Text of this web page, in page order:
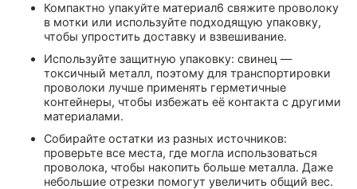
Компактно упакуйте материал6 свяжите проволоку
в мотки или используйте подходящую упаковку,
чтобы упростить доставку и взвешивание.
Используйте защитную упаковку: свинец —
токсичный металл, поэтому для транспортировки
проволоки лучше применять герметичные
контейнеры, чтобы избежать её контакта с другими
материалами.
Собирайте остатки из разных источников:
проверьте все места, где могла использоваться
проволока, чтобы накопить больше металла. Даже
небольшие отрезки помогут увеличить общий вес.